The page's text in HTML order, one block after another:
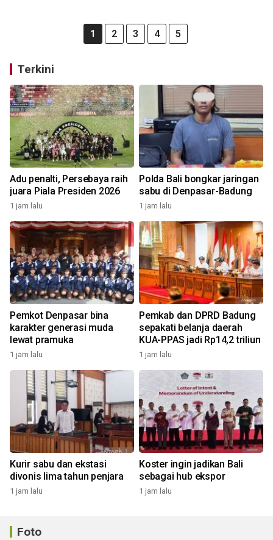
1 2 3 4 5
Terkini
Adu penalti, Persebaya raih
juara Piala Presiden 2026
1 jam lalu
Polda Bali bongkar jaringan
sabu di Denpasar-Badung
1 jam lalu
Pemkot Denpasar bina
karakter generasi muda
lewat pramuka
1 jam lalu
Pemkab dan DPRD Badung
sepakati belanja daerah
KUA-PPAS jadi Rp14,2 triliun
1 jam lalu
Kurir sabu dan ekstasi
divonis lima tahun penjara
1 jam lalu
Koster ingin jadikan Bali
sebagai hub ekspor
1 jam lalu
Foto